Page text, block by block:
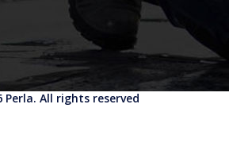
Perla. All rights reserved